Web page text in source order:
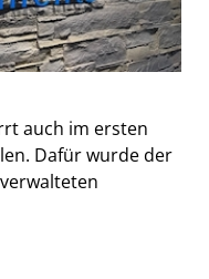
auch im ersten
Dafür wurde der